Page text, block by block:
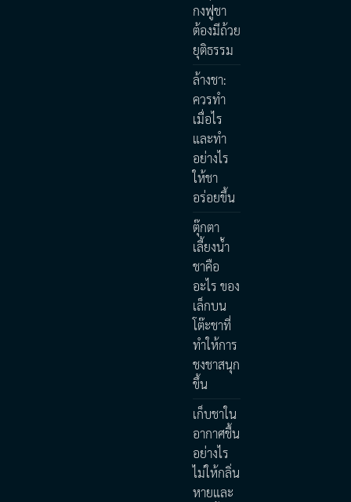
กงฟูชา
ต้องมีถ้วย
ยุติธรรม
ล้างชา:
ควรทำ
เมื่อไร
และทำ
อย่างไร
ให้ชา
อร่อยขึ้น
ตุ๊กตา
เลี้ยงน้ำ
ชาคือ
อะไร ของ
เล็กบน
โต๊ะชาที่
ทำให้การ
ชงชาสนุก
ขึ้น
เก็บชาใน
อากาศชื้น
อย่างไร
ไม่ให้กลิ่น
หายและ